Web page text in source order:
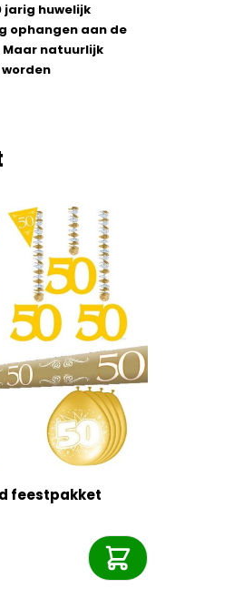
jarig huwelijk
ophangen aan de
natuurlijk
feestpakket